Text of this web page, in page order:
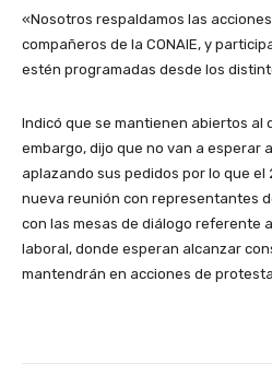
«Nosotros respaldamos las
compañeros de la CONAIE, y
estén programadas desde los
Indicó que se mantienen abiertos al
embargo, dijo que no van a esperar
aplazando sus pedidos por lo que el
nueva reunión con representantes
con las mesas de diálogo referente
laboral, donde esperan alcanzar
mantendrán en acciones de protesta.